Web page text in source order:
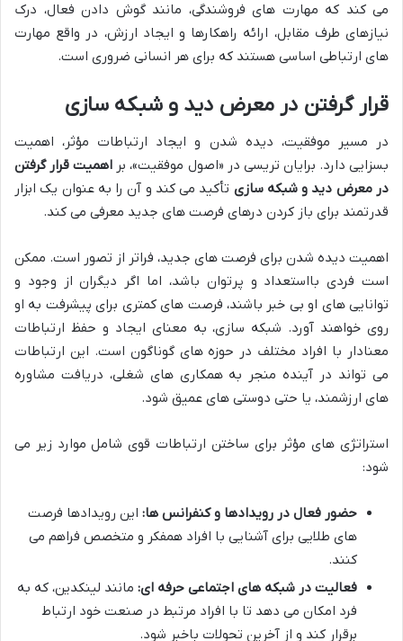
می کند که مهارت های فروشندگی، مانند گوش دادن فعال، درک
نیازهای طرف مقابل، ارائه راهکارها و ایجاد ارزش، در واقع مهارت
های ارتباطی اساسی هستند که برای هر انسانی ضروری است.
قرار گرفتن در معرض دید و شبکه سازی
در مسیر موفقیت، دیده شدن و ایجاد ارتباطات مؤثر، اهمیت
بسزایی دارد. برایان تریسی در «اصول موفقیت»، بر اهمیت قرار گرفتن
در معرض دید و شبکه سازی تأکید می کند و آن را به عنوان یک ابزار
قدرتمند برای باز کردن درهای فرصت های جدید معرفی می کند.
اهمیت دیده شدن برای فرصت های جدید، فراتر از تصور است. ممکن
است فردی بااستعداد و پرتوان باشد، اما اگر دیگران از وجود و
توانایی های او بی خبر باشند، فرصت های کمتری برای پیشرفت به او
روی خواهند آورد. شبکه سازی، به معنای ایجاد و حفظ ارتباطات
معنادار با افراد مختلف در حوزه های گوناگون است. این ارتباطات
می تواند در آینده منجر به همکاری های شغلی، دریافت مشاوره
های ارزشمند، یا حتی دوستی های عمیق شود.
استراتژی های مؤثر برای ساختن ارتباطات قوی شامل موارد زیر می
شود:
حضور فعال در رویدادها و کنفرانس ها: این رویدادها فرصت
های طلایی برای آشنایی با افراد همفکر و متخصص فراهم می
کنند.
فعالیت در شبکه های اجتماعی حرفه ای: مانند لینکدین، که به
فرد امکان می دهد تا با افراد مرتبط در صنعت خود ارتباط
برقرار کند و از آخرین تحولات باخبر شود.